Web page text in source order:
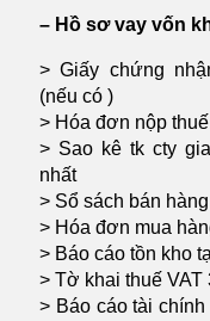
– Hồ sơ vay vốn
> Giấy chứng
(nếu có )
> Hóa đơn nộp
> Sao kê tk cty
nhất
> Sổ sách bán
> Hóa đơn mua
> Báo cáo tồn kho
> Tờ khai thuế VAT
> Báo cáo tài